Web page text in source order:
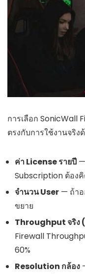
การเลือก SonicWall
ตรงกับการใช้งานจริง
ค่า License รายปี
Subscription ต้อง
จำนวน User — ถ้าอ
ขยาย
Throughput จริง
Firewall
60%
Resolution กล้อง